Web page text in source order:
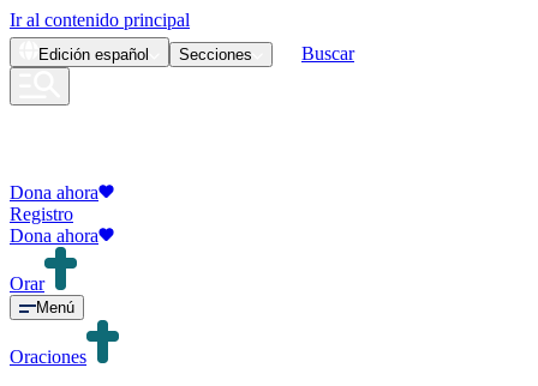
Ir al contenido principal
Edición español Secciones Buscar
Dona ahora
Registro
Dona ahora
Orar
Menú
Oraciones